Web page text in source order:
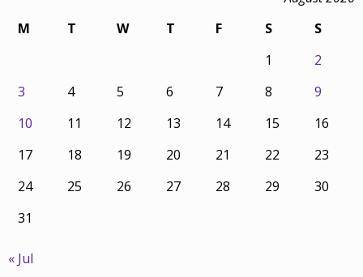
M
T W T F S
S
1
2
3
4 5 6 7 8
9
10
11 12 13 14 15
16
17
18 19 20 21 22
23
24
25 26 27 28 29
30
31
« Jul